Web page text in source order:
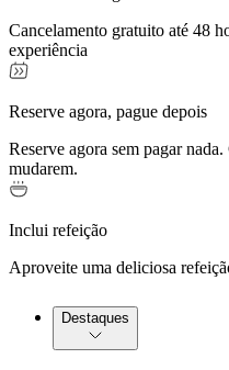
Cancelamento gratuito até 48
experiência
Reserve agora, pague depois
Reserve agora sem pagar
mudarem.
Inclui refeição
Aproveite uma deliciosa
Destaques